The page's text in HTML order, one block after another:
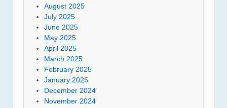
August 2025
July 2025
June 2025
May 2025
April 2025
March 2025
February 2025
January 2025
December 2024
November 2024